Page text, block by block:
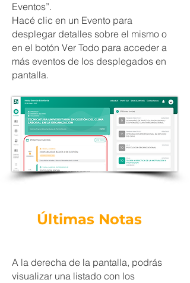
Eventos”.
Hacé clic en un Evento para
desplegar detalles sobre el mismo o
en el botón Ver Todo para acceder a
más eventos de los desplegados en
pantalla.
Últimas Notas
A la derecha de la pantalla, podrás
visualizar una listado con los